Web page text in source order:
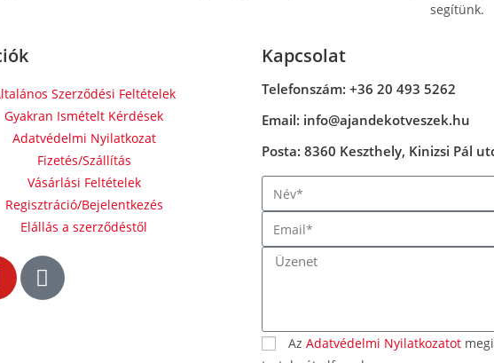
segítünk.
Szerződési Feltételek
Gyakran Ismételt Kérdések
Adatvédelmi Nyilatkozat
Fizetés/Szállítás
Vásárlási Feltételek
Regisztráció/Bejelentkezés
Elállás a szerződéstől
Kapcsolat
Telefonszám: +36 20 493 5262
Email: info@ajandekotveszek.hu
Posta: 8360 Keszthely, Kinizsi Pál
Az Adatvédelmi Nyilatkozatot